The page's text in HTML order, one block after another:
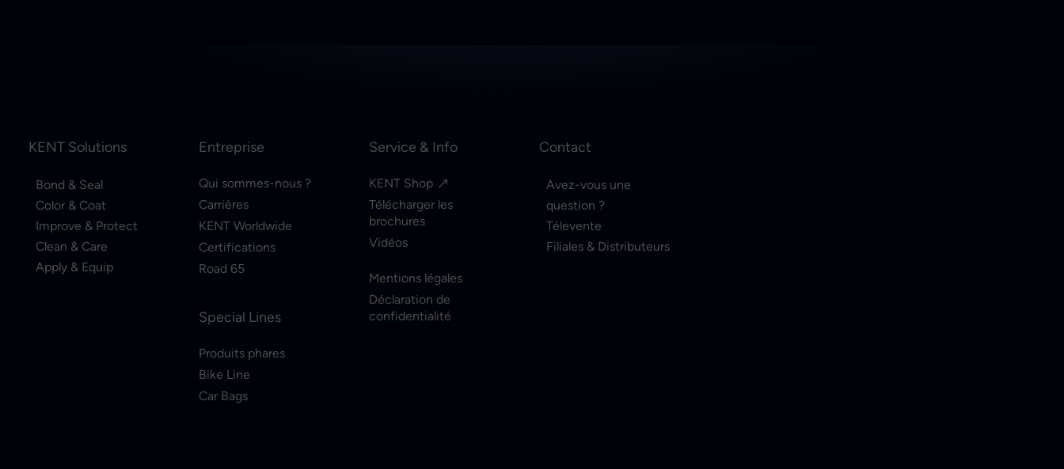
KENT Solutions
Bond & Seal
Color & Coat
Improve & Protect
Clean & Care
Apply & Equip
Entreprise
Qui sommes-nous ?
Carrières
KENT Worldwide
Certifications
Road 65
Special Lines
Produits phares
Bike Line
Car Bags
Service & Info
KENT Shop
Télécharger les
brochures
Vidéos
Mentions légales
Déclaration de
confidentialité
Contact
Avez-vous une
question ?
Télevente
Filiales & Distributeurs